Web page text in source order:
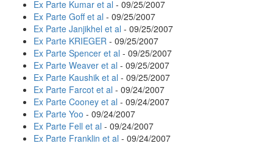
Ex Parte Kumar et al - 09/25/2007
Ex Parte Goff et al - 09/25/2007
Ex Parte Janjikhel et al - 09/25/2007
Ex Parte KRIEGER - 09/25/2007
Ex Parte Spencer et al - 09/25/2007
Ex Parte Weaver et al - 09/25/2007
Ex Parte Kaushik et al - 09/25/2007
Ex Parte Farcot et al - 09/24/2007
Ex Parte Cooney et al - 09/24/2007
Ex Parte Yoo - 09/24/2007
Ex Parte Fell et al - 09/24/2007
Ex Parte Franklin et al - 09/24/2007